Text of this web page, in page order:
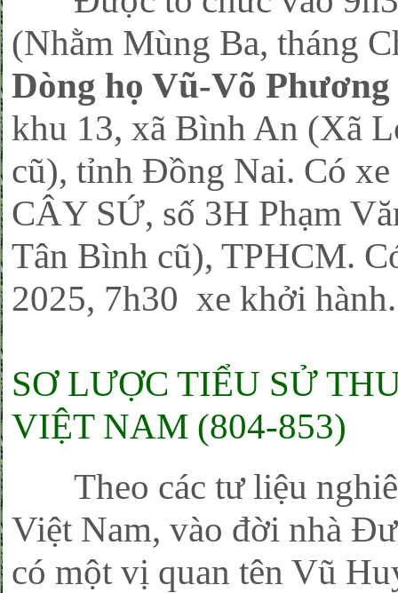
(Nhằm Mùng Ba, tháng
Dòng họ Vũ-Võ
khu 13, xã Bình An (Xã
cũ), tỉnh Đồng Nai. Có
CÂY SỨ, số 3H Phạm
Tân Bình cũ), TPHCM.
2025, 7h30 xe khởi
SƠ LƯỢC TIỂU SỬ
VIỆT NAM (804-853)
Theo các tư liệu
Việt Nam, vào đời nhà
có một vị quan tên Vũ